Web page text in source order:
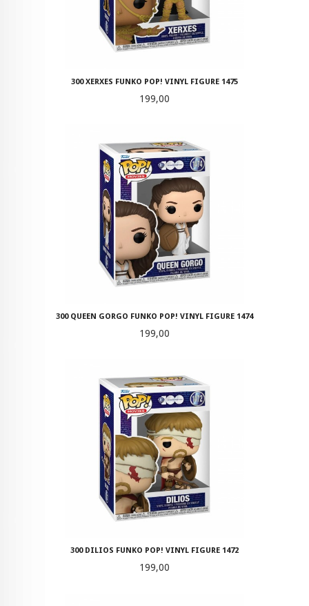
300 XERXES FUNKO POP! VINYL FIGURE 1475
Pris
199,00
300 QUEEN GORGO FUNKO POP! VINYL FIGURE 1474
Pris
199,00
300 DILIOS FUNKO POP! VINYL FIGURE 1472
Pris
199,00